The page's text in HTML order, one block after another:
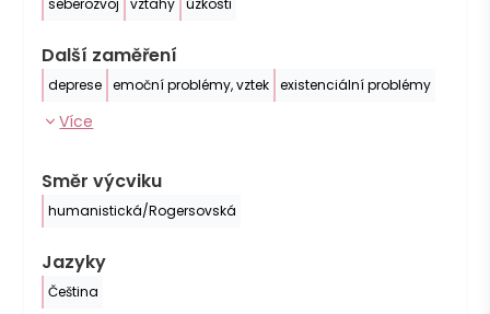
Další zaměření
deprese emoční problémy, vztek existenciální problémy
Více
Směr výcviku
humanistická/Rogersovská
Jazyky
Čeština